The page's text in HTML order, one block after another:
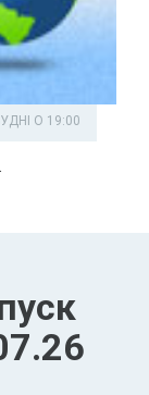
О 19:00